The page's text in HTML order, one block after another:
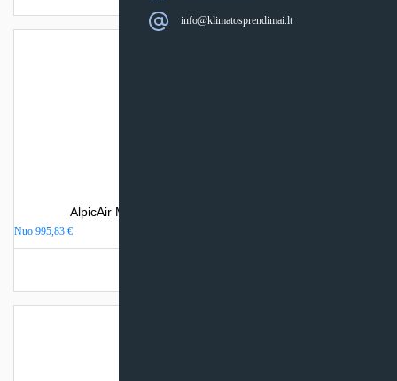
info@klimatosprendimai.lt
AlpicAir MULTI-SPLIT sistemos išorinis blokas
Nuo 995,83 €